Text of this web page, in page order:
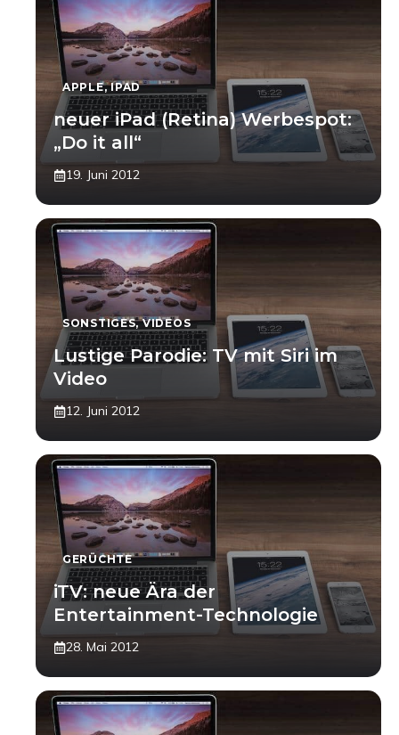
APPLE,IPAD
neuer iPad (Retina) Werbespot:
„Do it all“
19. Juni 2012
SONSTIGES,VIDEOS
Lustige Parodie: TV mit Siri im
Video
12. Juni 2012
GERÜCHTE
iTV: neue Ära der
Entertainment-Technologie
28. Mai 2012